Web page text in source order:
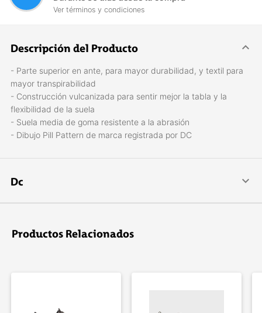
Ver términos y condiciones
Descripción del Producto
- Parte superior en ante, para mayor durabilidad, y textil para
mayor transpirabilidad
- Construcción vulcanizada para sentir mejor la tabla y la
flexibilidad de la suela
- Suela media de goma resistente a la abrasión
- Dibujo Pill Pattern de marca registrada por DC
Dc
DC Shoes es una marca líder en calzado e indumentaria para
freestyle. La compañí­a fue fundada por Ken Block y Damon
Productos Relacionados